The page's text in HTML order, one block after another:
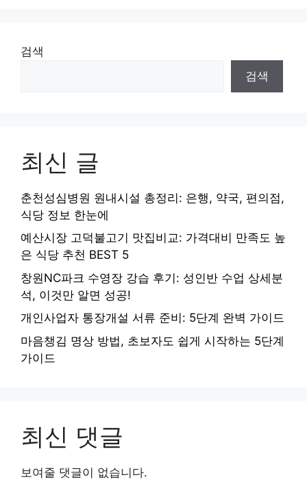
검색
검색
최신 글
춘천성심병원 원내시설 총정리: 은행, 약국, 편의점,
식당 정보 한눈에
예산시장 고덕불고기 맛집비교: 가격대비 만족도 높
은 식당 추천 BEST 5
창원NC파크 수영장 강습 후기: 성인반 수업 상세분
석, 이것만 알면 성공!
개인사업자 통장개설 서류 준비: 5단계 완벽 가이드
마음챙김 명상 방법, 초보자도 쉽게 시작하는 5단계
가이드
최신 댓글
보여줄 댓글이 없습니다.